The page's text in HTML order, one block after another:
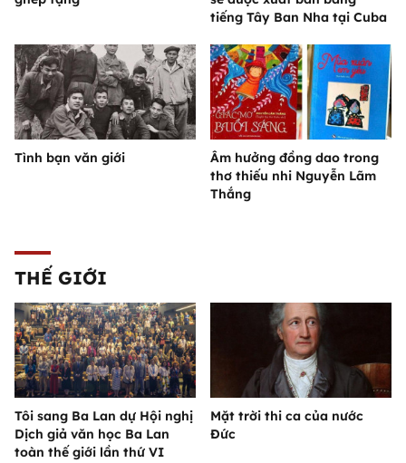
tiếng Tây Ban Nha tại Cuba
Tình bạn văn giới
Âm hưởng đồng dao trong
thơ thiếu nhi Nguyễn Lãm
Thắng
THẾ GIỚI
Tôi sang Ba Lan dự Hội nghị
Dịch giả văn học Ba Lan
toàn thế giới lần thứ VI
Mặt trời thi ca của nước
Đức